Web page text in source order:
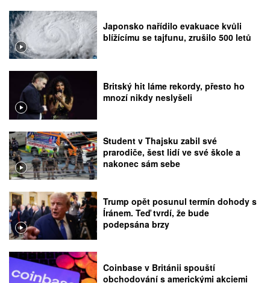
Japonsko nařídilo evakuace kvůli
blížícímu se tajfunu, zrušilo 500 letů
Britský hit láme rekordy, přesto ho
mnozí nikdy neslyšeli
Student v Thajsku zabil své
prarodiče, šest lidí ve své škole a
nakonec sám sebe
Trump opět posunul termín dohody s
Íránem. Teď tvrdí, že bude
podepsána brzy
Coinbase v Británii spouští
obchodování s americkými akciemi